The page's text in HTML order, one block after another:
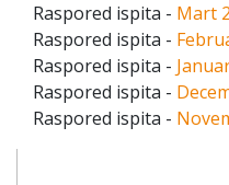
Raspored ispita - Mart
Raspored ispita -
Raspored ispita -
Raspored ispita -
Raspored ispita -